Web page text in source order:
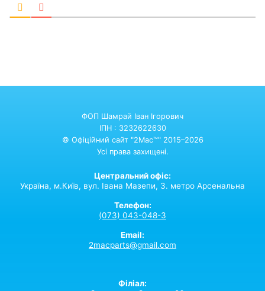
ФОП Шамрай Іван Ігорович
ІПН : 3232622630
© Офіційний сайт "2Mac™" 2015–2026
Усі права захищені.
Центральний офіс:
Україна, м.Київ, вул. Івана Мазепи, 3. метро Арсенальна
Телефон:
(073) 043-048-3
Email:
2macparts@gmail.com
Філіал: